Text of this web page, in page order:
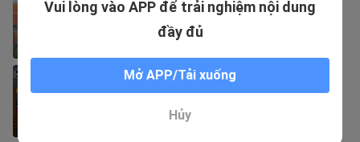
công vào làng
[Platabush] Monster Academy: STICK
WAR ZOMBIE ATTACK - Minecraft
Vui lòng vào APP để trải nghiệm nội dung
đầy đủ
Mở APP/Tải xuống
Hủy